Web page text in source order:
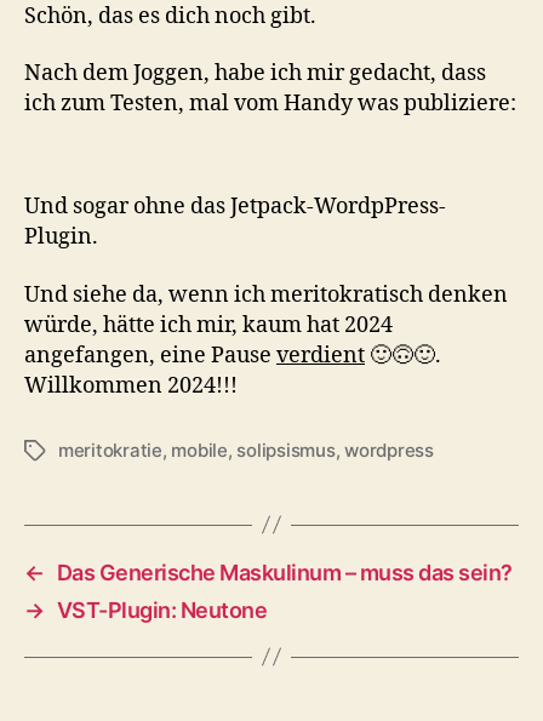
Schön, das es dich noch gibt.
Nach dem Joggen, habe ich mir gedacht, dass
ich zum Testen, mal vom Handy was publiziere:
Und sogar ohne das Jetpack-WordpPress-
Plugin.
Und siehe da, wenn ich meritokratisch denken
würde, hätte ich mir, kaum hat 2024
angefangen, eine Pause verdient 🙂🙃🙂.
Willkommen 2024!!!
Schlagwörter
meritokratie, mobile, solipsismus,wordpress
←
Das Generische Maskulinum – muss das sein?
→ VST-Plugin: Neutone